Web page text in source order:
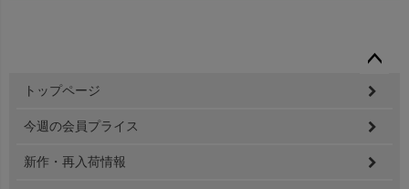
ペー
ップ
トップページ
今週の会員プライス
新作・再入荷情報